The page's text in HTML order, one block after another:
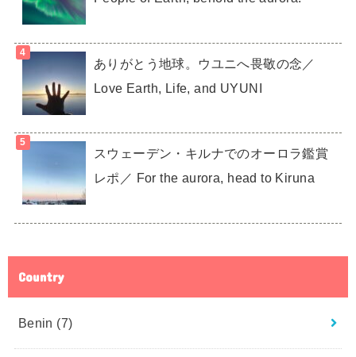
ありがとう地球。ウユニへ畏敬の念／
Love Earth, Life, and UYUNI
スウェーデン・キルナでのオーロラ鑑賞
レポ／ For the aurora, head to Kiruna
Country
Benin (7)